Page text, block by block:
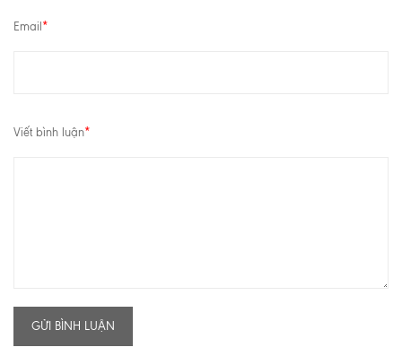
Email*
Viết bình luận*
GỬI BÌNH LUẬN